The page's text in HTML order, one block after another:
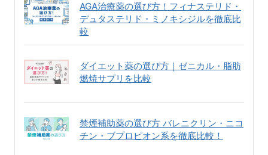
AGA治療薬の選び方！フィナステリド・
デュタステリド・ミノキシジルを徹底比
較
ダイエット薬の選び方｜ゼニカル・脂肪
燃焼サプリを比較
禁煙補助薬の選び方 バレニクリン・ニコ
チン・ブプロピオン系を徹底比較！